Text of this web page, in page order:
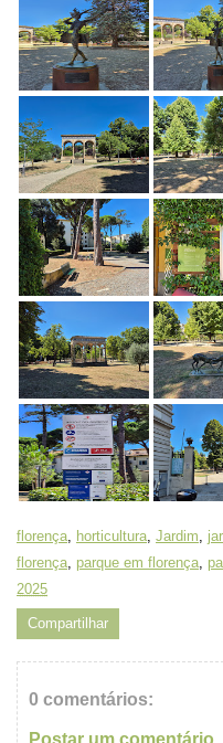
florença, horticultura, Jardim,
florença, parque em florença,
2025
Compartilhar
0 comentários:
Postar um comentário